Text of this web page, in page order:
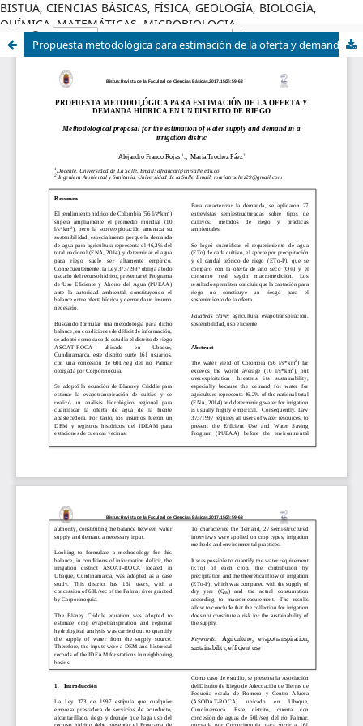
BISTUA, CIENCIAS BÁSICAS, FÍSICA, GEOLOGÍA, BIOLOGÍA,
QUÍMICA, MATEMÁTICAS, MICROBIOLOGIA
Propuesta metodológica para estimación de la oferta y demanda hídrica en un distrito de riego